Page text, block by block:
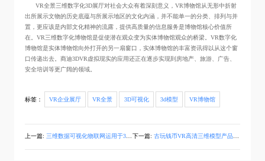
VR全景三维数字化3D展厅对社会大众有着深刻意义，VR博物馆从无形中折射
出所展示文物的历史底蕴与所展示地区的文化内涵，并不能单一的分类、排列与并
置，更应该是内部文化精神的流露，提供高质量的信息服务是博物馆核心价值所
在。VR三维数字化博物馆是促使潜在观众变为实体博物馆观众的桥梁。VR数字化
博物馆是实体博物馆向外打开的另一扇窗口，实体博物馆的丰富资讯得以从这个窗
口传递出去。商迪3DVR虚拟现实的应用还正在逐步实现到房地产、旅游、广告、
安全培训等更广阔的领域。
标签： VR企业展厅 VR全景 3D可视化 3d模型 VR博物馆
上一篇: 三维数据可视化物联网运用于3D数字孪生有什么作用？ 下一篇: 古玩钱币VR高清三维模型产品3D立体全景线上展示